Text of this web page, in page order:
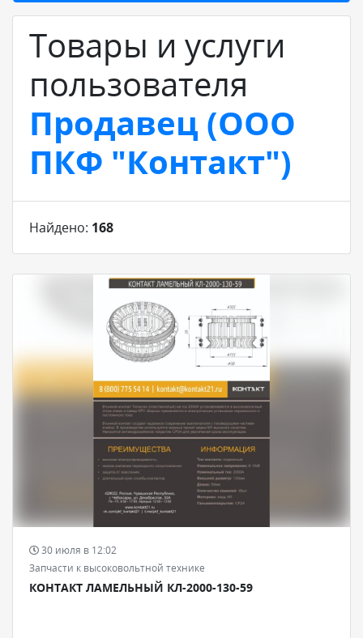
Добавить товар или услугу
Товары и услуги
пользователя
Продавец (ООО
ПКФ "Контакт")
Найдено: 168
30 июля в 12:02
Запчасти к высоковольтной технике
КОНТАКТ ЛАМЕЛЬНЫЙ КЛ-2000-130-59